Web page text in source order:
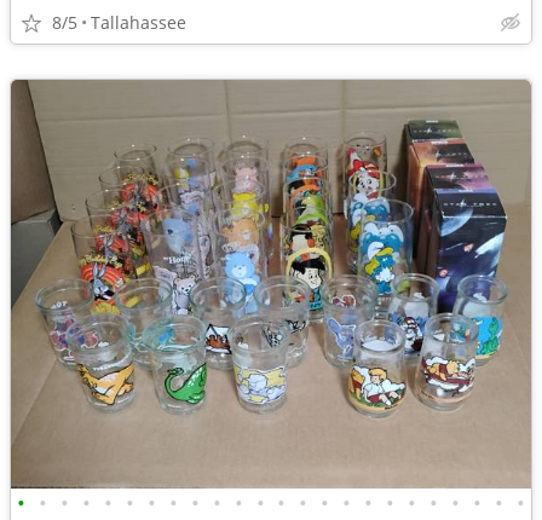
8/5 Tallahassee
• • • • • • • • • • • • • • • • • • • • • • • •